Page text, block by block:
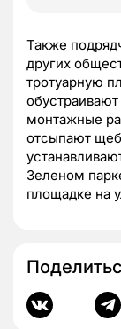
Также
других
тротуарную
монтажные
отсыпают
Зеленом
площадке на